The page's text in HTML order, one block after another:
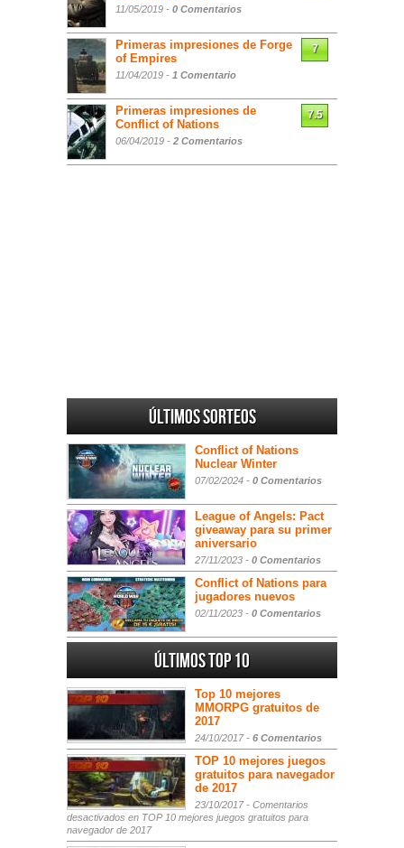
11/05/2019 - 0 Comentarios
Primeras impresiones de Forge
of Empires
11/04/2019 - 1 Comentario
7
Primeras impresiones de
Conflict of Nations
06/04/2019 - 2 Comentarios
7.5
Últimos sorteos
Conflict of Nations
Nuclear Winter
07/02/2024 - 0 Comentarios
League of Angels: Pact
giveaway para su primer
aniversario
27/11/2023 - 0 Comentarios
Conflict of Nations para
jugadores nuevos
02/11/2023 - 0 Comentarios
Últimos Top 10
Top 10 mejores
MMORPG gratuitos de
2017
24/10/2017 - 6 Comentarios
TOP 10 mejores juegos
gratuitos para navegador
de 2017
23/10/2017 - Comentarios
desactivados en TOP 10 mejores juegos gratuitos para
navegador de 2017